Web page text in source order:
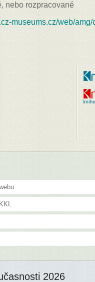
nebo rozpracované
museums.cz/web/
2026